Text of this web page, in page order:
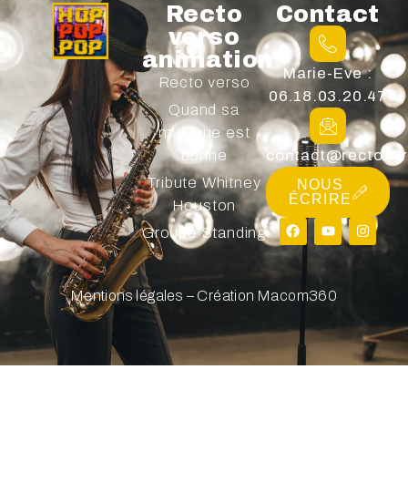
Recto
verso
animation
Recto verso
Quand sa
musique est
bonne
Tribute Whitney
Houston
Groupe Standing
Contact
Marie-Eve :
06.18.03.20.47
NOUS
ÉCRIRE
Mentions légales – Création Macom360